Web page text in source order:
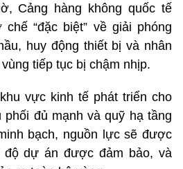
Cảng hàng không quốc tế
“đặc biệt” về giải phóng
huy động thiết bị và nhân
tiếp tục bị chậm nhịp.
vực kinh tế phát triển cho
đủ mạnh và quỹ hạ tầng
bạch, nguồn lực sẽ được
độ dự án được đảm bảo, và